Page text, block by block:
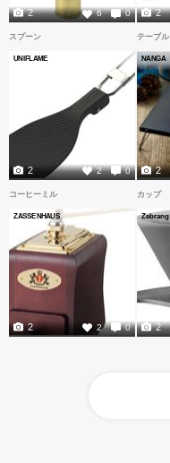
6 0
2 2
スプーン
UNIFLAME
2 0
2
テーブル
NANGA
2
コーヒーミル
ZASSENHAUS
2 0
2
カップ
Zebrang
2